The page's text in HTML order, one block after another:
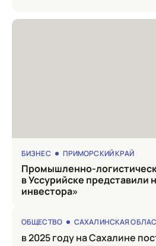
БИЗНЕС ПРИМОРСКИЙ КРАЙ
Промышленно-логистический кластер
в Уссурийске представили
инвестора»
ОБЩЕСТВО САХАЛИНСКАЯ
в 2025 году на Сахалине